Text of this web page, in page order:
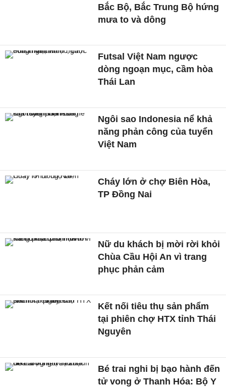
Bắc Bộ, Bắc Trung Bộ hứng
mưa to và dông
Futsal Việt Nam ngược
dòng ngoạn mục, cầm hòa
Thái Lan
Ngôi sao Indonesia nể khả
năng phản công của tuyển
Việt Nam
Cháy lớn ở chợ Biên Hòa,
TP Đồng Nai
Nữ du khách bị mời rời khỏi
Chùa Cầu Hội An vì trang
phục phản cảm
Kết nối tiêu thụ sản phẩm
tại phiên chợ HTX tỉnh Thái
Nguyên
Bé trai nghi bị bạo hành đến
tử vong ở Thanh Hóa: Bộ Y